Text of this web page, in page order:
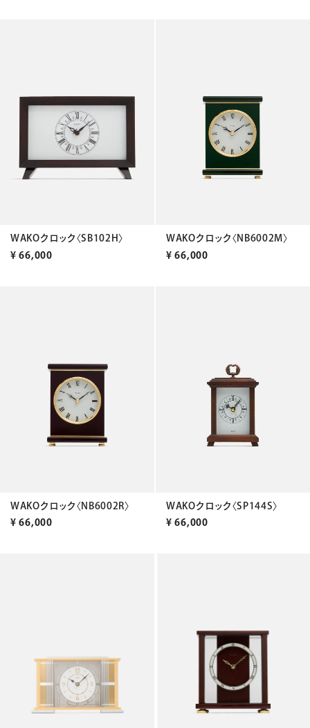
WAKOクロック〈SB102H〉
¥ 66,000
WAKOクロック〈NB6002M〉
¥ 66,000
WAKOクロック〈NB6002R〉
¥ 66,000
WAKOクロック〈SP144S〉
¥ 66,000